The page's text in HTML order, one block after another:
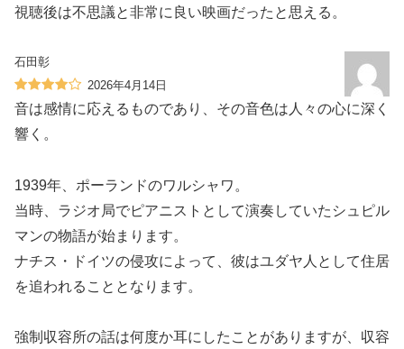
視聴後は不思議と非常に良い映画だったと思える。
石田彰
2026年4月14日
音は感情に応えるものであり、その音色は人々の心に深く
響く。
1939年、ポーランドのワルシャワ。
当時、ラジオ局でピアニストとして演奏していたシュピル
マンの物語が始まります。
ナチス・ドイツの侵攻によって、彼はユダヤ人として住居
を追われることとなります。
強制収容所の話は何度か耳にしたことがありますが、収容